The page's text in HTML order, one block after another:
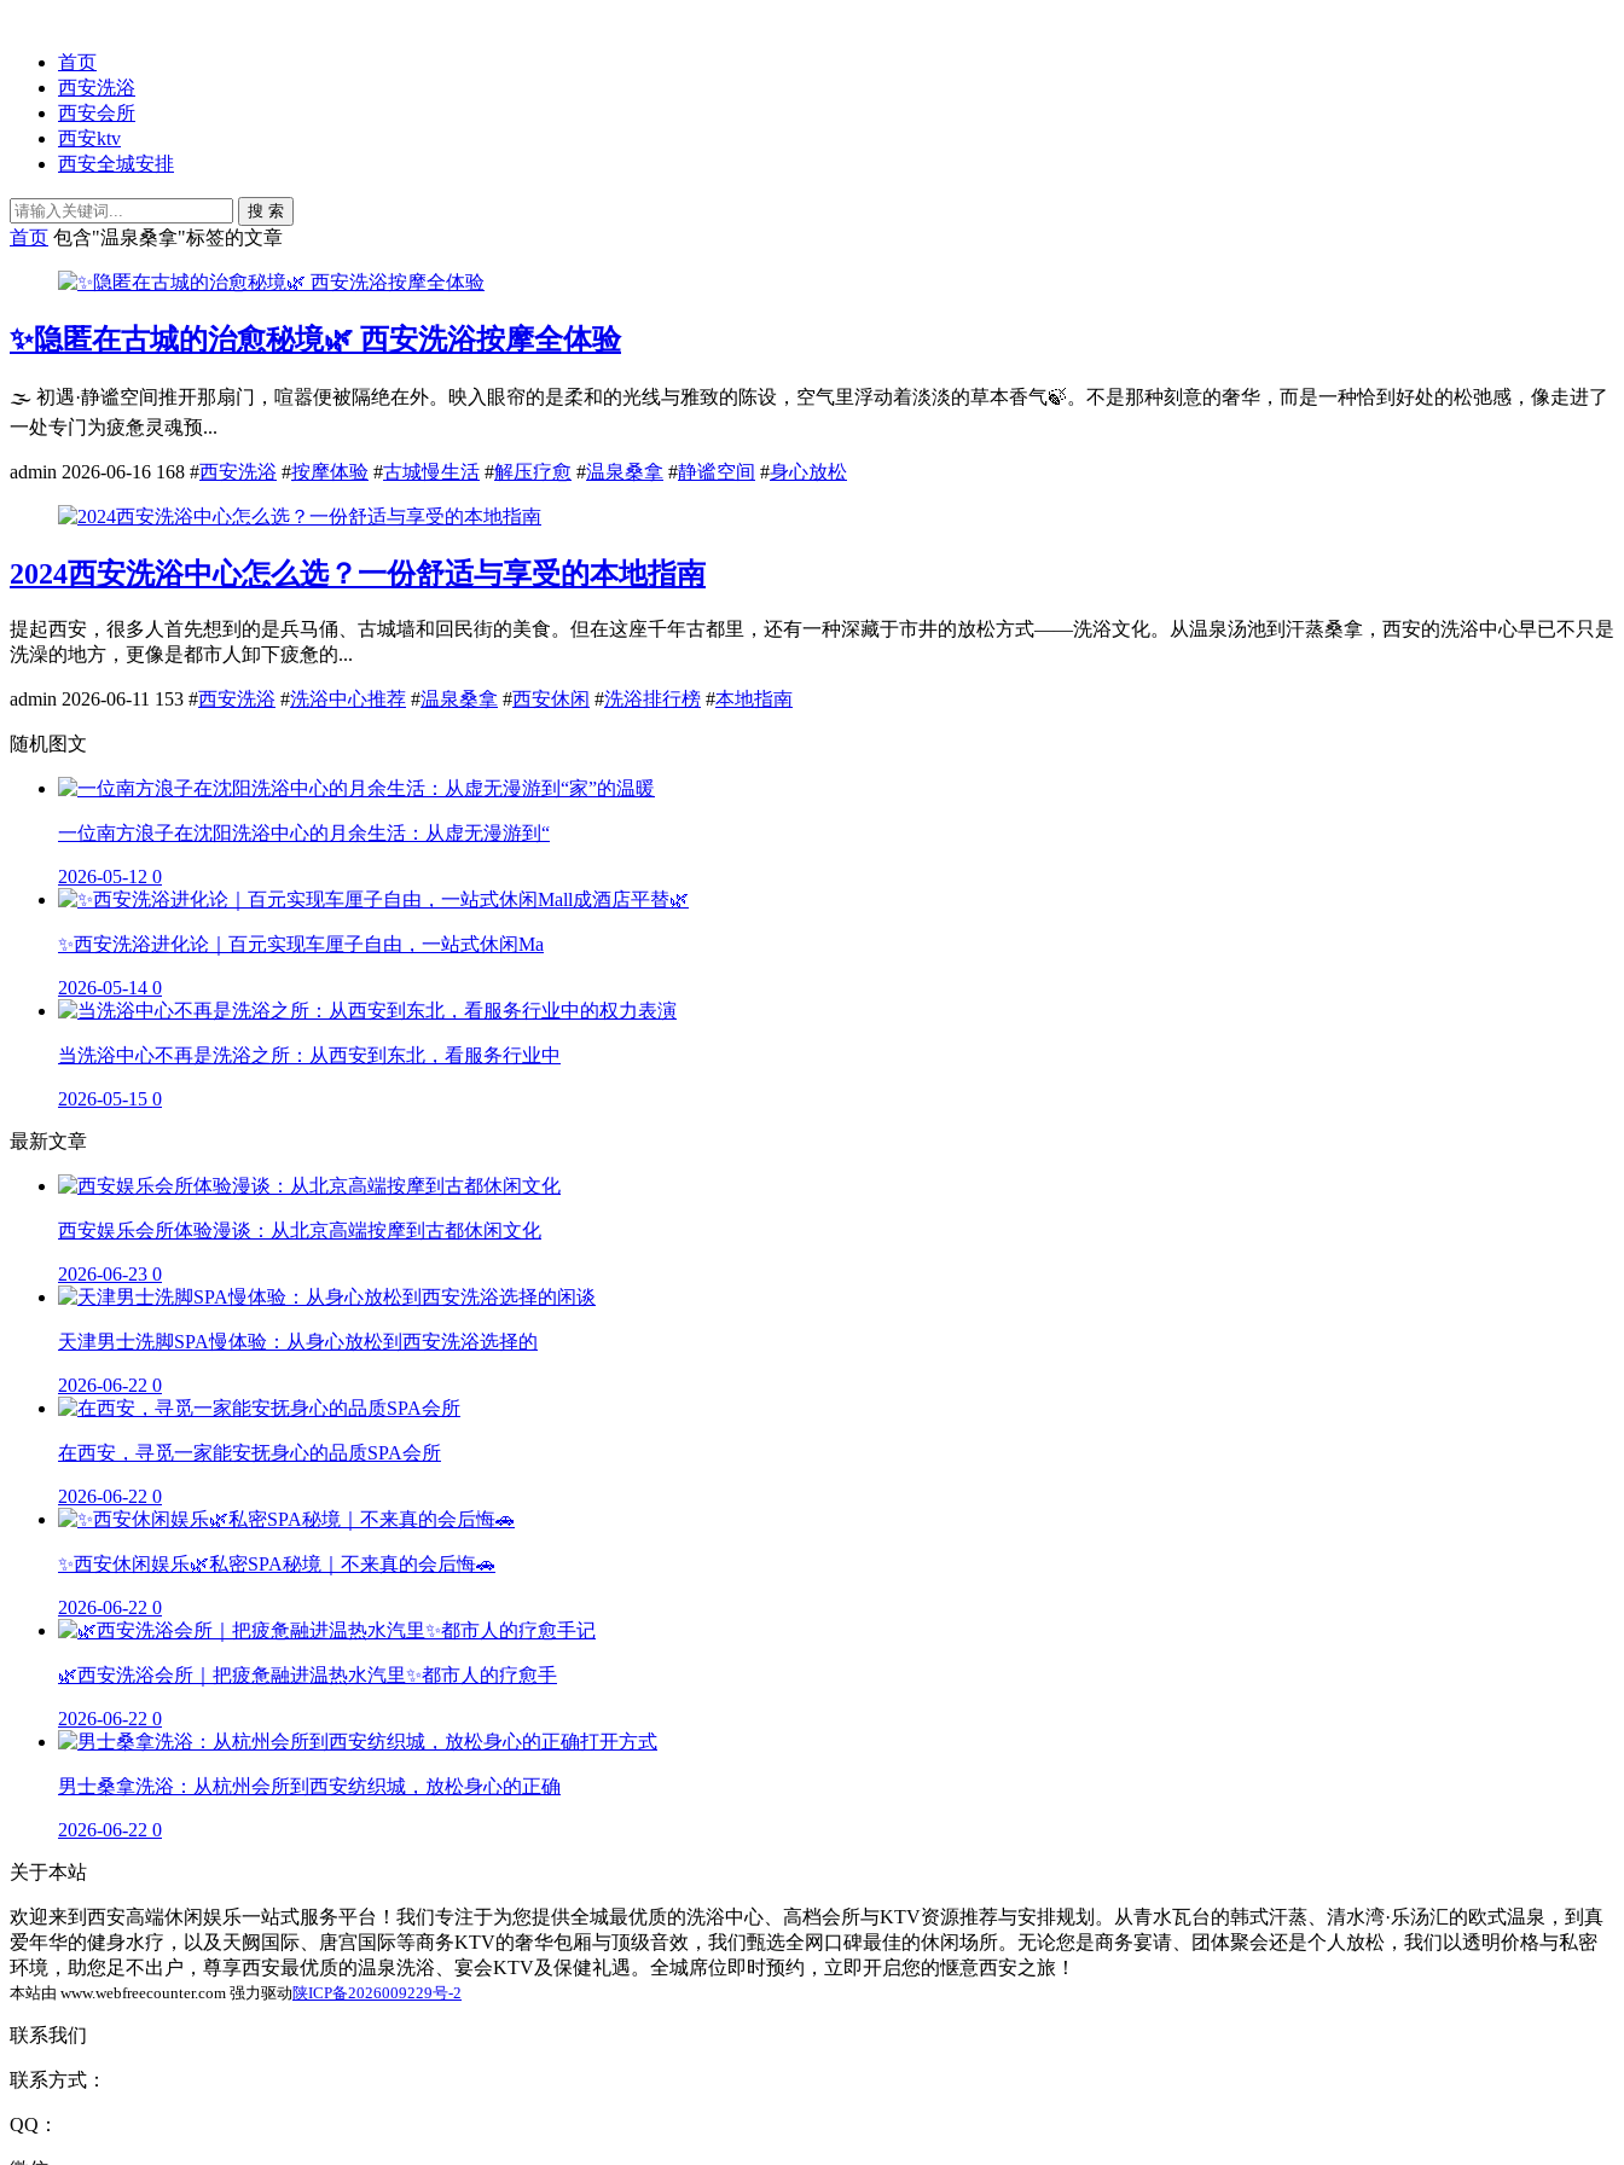
首页
西安洗浴
西安会所
西安ktv
西安全城安排
搜 索
首页 包含"温泉桑拿"标签的文章
✨隐匿在古城的治愈秘境🌿 西安洗浴按摩全体验
🌫️ 初遇·静谧空间推开那扇门，喧嚣便被隔绝在外。映入眼帘的是柔和的光线与雅致的陈设，空气里浮动着淡淡的草本香气🍃。不是那种刻意的奢华，而是一种恰到好处的松弛感，像走进了
一处专门为疲惫灵魂预...
admin 2026-06-16 168 #西安洗浴 #按摩体验 #古城慢生活 #解压疗愈 #温泉桑拿 #静谧空间 #身心放松
2024西安洗浴中心怎么选？一份舒适与享受的本地指南
提起西安，很多人首先想到的是兵马俑、古城墙和回民街的美食。但在这座千年古都里，还有一种深藏于市井的放松方式——洗浴文化。从温泉汤池到汗蒸桑拿，西安的洗浴中心早已不只是
洗澡的地方，更像是都市人卸下疲惫的...
admin 2026-06-11 153 #西安洗浴 #洗浴中心推荐 #温泉桑拿 #西安休闲 #洗浴排行榜 #本地指南
随机图文
一位南方浪子在沈阳洗浴中心的月余生活：从虚无漫游到“
2026-05-12 0
✨西安洗浴进化论｜百元实现车厘子自由，一站式休闲Ma
2026-05-14 0
当洗浴中心不再是洗浴之所：从西安到东北，看服务行业中
2026-05-15 0
最新文章
西安娱乐会所体验漫谈：从北京高端按摩到古都休闲文化
2026-06-23 0
天津男士洗脚SPA慢体验：从身心放松到西安洗浴选择的
2026-06-22 0
在西安，寻觅一家能安抚身心的品质SPA会所
2026-06-22 0
✨西安休闲娱乐🌿私密SPA秘境｜不来真的会后悔🚗
2026-06-22 0
🌿西安洗浴会所｜把疲惫融进温热水汽里✨都市人的疗愈手
2026-06-22 0
男士桑拿洗浴：从杭州会所到西安纺织城，放松身心的正确
2026-06-22 0
关于本站
欢迎来到西安高端休闲娱乐一站式服务平台！我们专注于为您提供全城最优质的洗浴中心、高档会所与KTV资源推荐与安排规划。从青水瓦台的韩式汗蒸、清水湾·乐汤汇的欧式温泉，到真
爱年华的健身水疗，以及天阙国际、唐宫国际等商务KTV的奢华包厢与顶级音效，我们甄选全网口碑最佳的休闲场所。无论您是商务宴请、团体聚会还是个人放松，我们以透明价格与私密
环境，助您足不出户，尊享西安最优质的温泉洗浴、宴会KTV及保健礼遇。全城席位即时预约，立即开启您的惬意西安之旅！
本站由 www.webfreecounter.com 强力驱动陕ICP备2026009229号-2
联系我们
联系方式：
QQ：